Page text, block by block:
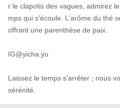
r le clapotis des vagues, admirez
mps qui s'écoule. L'arôme du thé
offrant une parenthèse de paix.
IG@yicha.yu
Laissez le temps s'arrêter ; nous
sérénité.